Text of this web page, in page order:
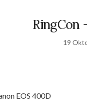
RingCon
19
EOS 400D